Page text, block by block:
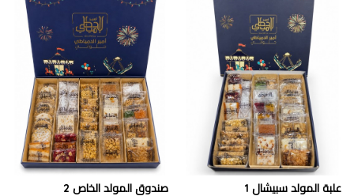
علبة المولد سبيشال 1 صندوق المولد الخاص 2